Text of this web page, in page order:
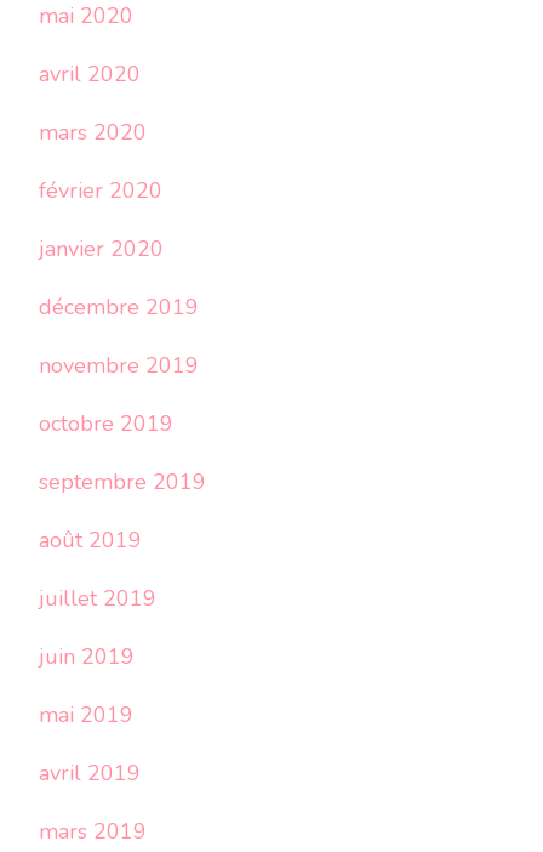
mai 2020
avril 2020
mars 2020
février 2020
janvier 2020
décembre 2019
novembre 2019
octobre 2019
septembre 2019
août 2019
juillet 2019
juin 2019
mai 2019
avril 2019
mars 2019